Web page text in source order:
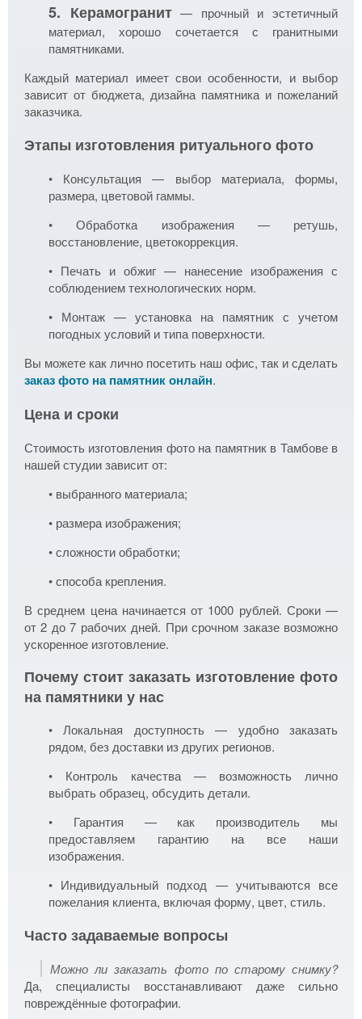
5. Керамогранит— прочный и эстетичный
материал, хорошо сочетается с гранитными
памятниками.
Каждый материал имеет свои особенности, и выбор
зависит от бюджета, дизайна памятника и пожеланий
заказчика.
Этапы изготовления ритуального фото
• Консультация — выбор материала, формы,
размера, цветовой гаммы.
• Обработка изображения — ретушь,
восстановление, цветокоррекция.
• Печать и обжиг — нанесение изображения с
соблюдением технологических норм.
• Монтаж — установка на памятник с учетом
погодных условий и типа поверхности.
Вы можете как лично посетить наш офис, так и сделать
заказ фото на памятник онлайн.
Цена и сроки
Стоимость изготовления фото на памятник в Тамбове в
нашей студии зависит от:
• выбранного материала;
• размера изображения;
• сложности обработки;
• способа крепления.
В среднем цена начинается от 1000 рублей. Сроки —
от 2 до 7 рабочих дней. При срочном заказе возможно
ускоренное изготовление.
Почему стоит заказать изготовление фото
на памятники у нас
• Локальная доступность — удобно заказать
рядом, без доставки из других регионов.
• Контроль качества — возможность лично
выбрать образец, обсудить детали.
• Гарантия — как производитель мы
предоставляем гарантию на все наши
изображения.
• Индивидуальный подход — учитываются все
пожелания клиента, включая форму, цвет, стиль.
Часто задаваемые вопросы
Можно ли заказать фото по старому снимку?
Да, специалисты восстанавливают даже сильно
повреждённые фотографии.